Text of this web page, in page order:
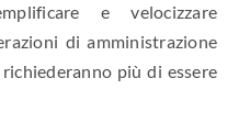
e velocizzare
di amministrazione
richiederanno più di essere